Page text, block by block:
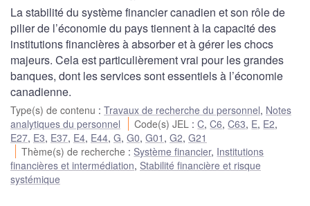
La stabilité du système financier canadien et son rôle de
pilier de l’économie du pays tiennent à la capacité des
institutions financières à absorber et à gérer les chocs
majeurs. Cela est particulièrement vrai pour les grandes
banques, dont les services sont essentiels à l’économie
canadienne.
Type(s) de contenu : Travaux de recherche du personnel, Notes
analytiques du personnel
Code(s) JEL :C,C6,C63, E, E2,
E27, E3, E37, E4, E44, G, G0, G01 , G2, G21
Thème(s) de recherche : Système financier, Institutions
financières et intermédiation, Stabilité financière et risque
systémique